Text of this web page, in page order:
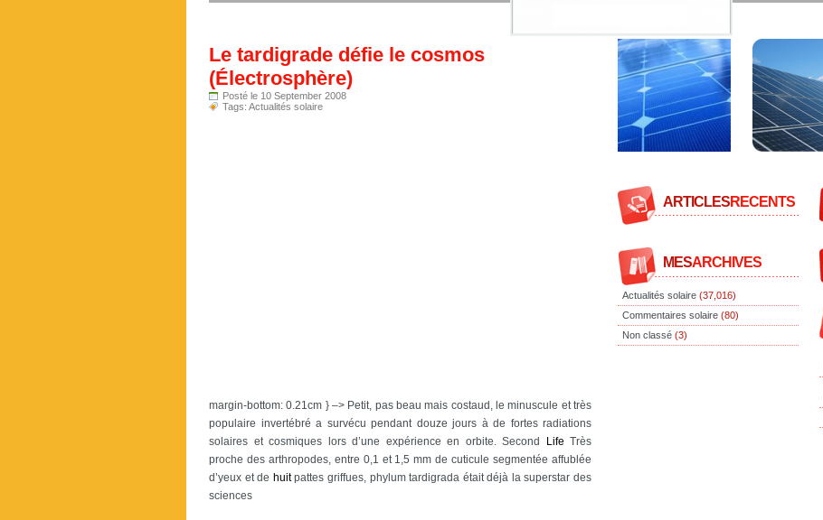
Le tardigrade défie le cosmos
(Électrosphère)
Posté le 10 September 2008
Tags: Actualités solaire
margin-bottom: 0.21cm } –> Petit, pas beau mais costaud, le minuscule et très
populaire invertébré a survécu pendant douze jours à de fortes radiations
solaires et cosmiques lors d’une expérience en orbite. Second
Life Très
proche des arthropodes, entre 0,1 et 1,5 mm de cuticule segmentée affublée
d’yeux et de huitpattes griffues, phylum tardigrada était déjà la superstar des
sciences
ARTICLESRECENTS
MESARCHIVES
Actualités solaire (37,016)
Commentaires solaire (80)
Non classé (3)